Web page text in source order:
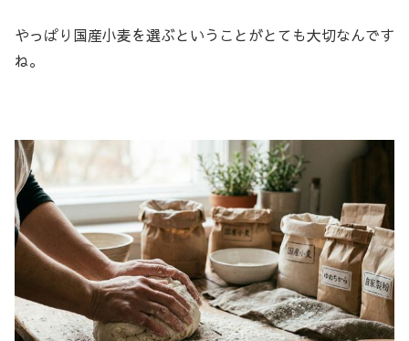
やっぱり国産小麦を選ぶということがとても大切なんです
ね。